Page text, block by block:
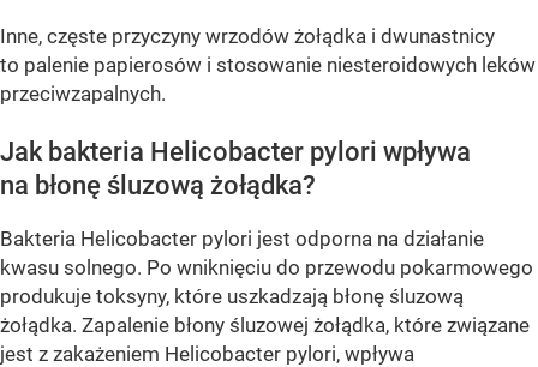
Inne, częste przyczyny wrzodów żołądka i dwunastnicy
to palenie papierosów i stosowanie niesteroidowych leków
przeciwzapalnych.
Jak bakteria Helicobacter pylori wpływa
na błonę śluzową żołądka?
Bakteria Helicobacter pylori jest odporna na działanie
kwasu solnego. Po wniknięciu do przewodu pokarmowego
produkuje toksyny, które uszkadzają błonę śluzową
żołądka. Zapalenie błony śluzowej żołądka, które związane
jest z zakażeniem Helicobacter pylori, wpływa